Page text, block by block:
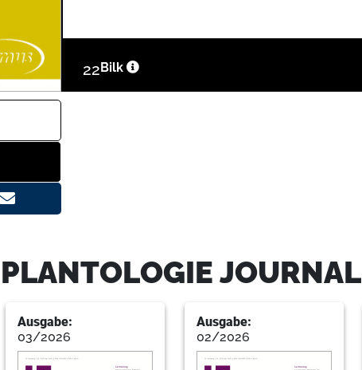
22Bilk
Schneider
JOURNAL
Ausgabe:
03/2026
Ausgabe:
02/2026